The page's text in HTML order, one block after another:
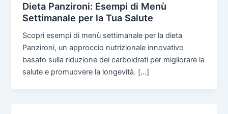
Dieta Panzironi: Esempi di Menù
Settimanale per la Tua Salute
Scopri esempi di menù settimanale per la dieta
Panzironi, un approccio nutrizionale innovativo
basato sulla riduzione dei carboidrati per migliorare la
salute e promuovere la longevità. […]